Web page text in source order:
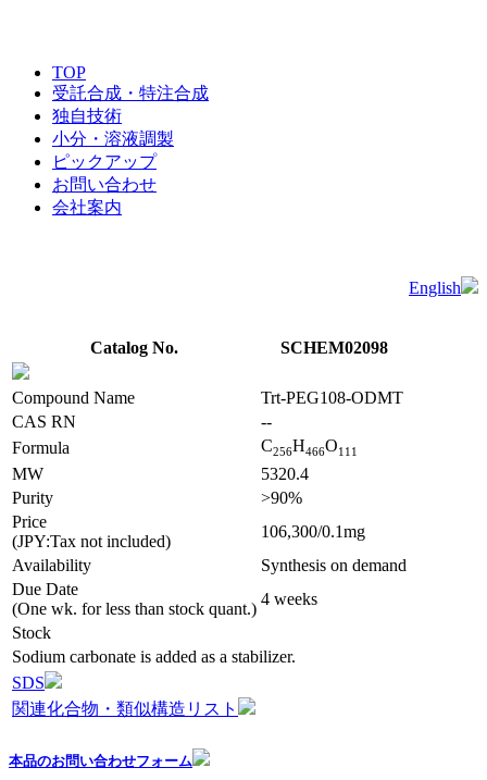
TOP
受託合成・特注合成
独自技術
小分・溶液調製
ピックアップ
お問い合わせ
会社案内
English
Catalog No. SCHEM02098
Compound Name
Trt-PEG108-ODMT
CAS RN
--
Formula
C256H466O1 1 1
MW
5320.4
Purity
>90%
Price
(JPY:Tax not included)
106,300/0.1mg
Availability
Synthesis on demand
Due Date
(One wk. for less than stock quant.)
4 weeks
Stock
Sodium carbonate is added as a stabilizer.
SDS
関連化合物・類似構造リスト
本品のお問い合わせフォーム